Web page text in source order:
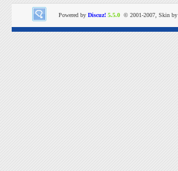
Powered by Discuz! 5.5.0 © 2001-2007, Skin by